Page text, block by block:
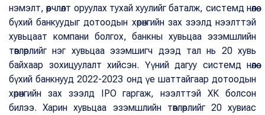
нэмэлт, өөрчлөлт оруулах тухай хуулийг баталж, системд нөлөө
бүхий банкуудыг дотоодын хөрөнгийн зах зээлд нээлттэй
хувьцаат компани болгох, банкны хувьцаа эзэмшлийн
төвлөрлийг нэг хувьцаа эзэмшигч дээд тал нь 20 хувь
байхаар зохицуулалт хийсэн. Үүний дагуу системд нөлөө
бүхий банкнууд 2022-2023 онд үе шаттайгаар дотоодын
хөрөнгийн зах зээлд IPO гаргаж, нээлттэй ХК болсон
билээ. Харин хувьцаа эзэмшлийн төвлөрлийг 20 хувиас